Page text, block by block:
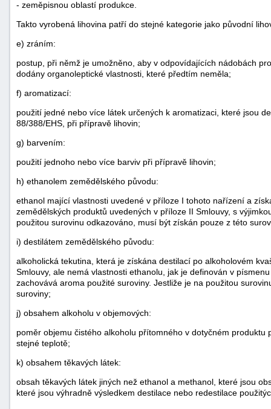
- zeměpisnou oblastí produkce.
Takto vyrobená lihovina patří do stejné kategorie jako původní
e) zráním:
postup, při němž je umožněno, aby v odpovídajících nádobách
dodány organoleptické vlastnosti, které předtím neměla;
f) aromatizací:
použití jedné nebo více látek určených k aromatizaci, které jsou
88/388/EHS, při přípravě lihovin;
g) barvením:
použití jednoho nebo více barviv při přípravě lihovin;
h) ethanolem zemědělského původu:
ethanol mající vlastnosti uvedené v příloze I tohoto nařízení a
zemědělských produktů uvedených v příloze II Smlouvy, s
použitou surovinu odkazováno, musí být získán pouze z této
i) destilátem zemědělského původu:
alkoholická tekutina, která je získána destilací po alkoholovém
Smlouvy, ale nemá vlastnosti ethanolu, jak je definován v
zachovává aroma použité suroviny. Jestliže je na použitou
suroviny;
j) obsahem alkoholu v objemových:
poměr objemu čistého alkoholu přítomného v dotyčném produktu
stejné teplotě;
k) obsahem těkavých látek:
obsah těkavých látek jiných než ethanol a methanol, které jsou
které jsou výhradně výsledkem destilace nebo redestilace